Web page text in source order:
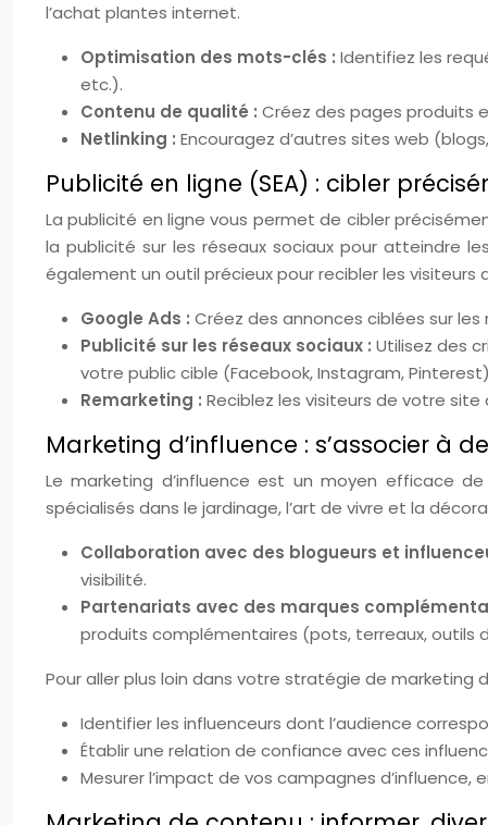
l’achat plantes internet.
Optimisation des mots-clés : Identifiez les
etc.).
Contenu de qualité : Créez des pages produits
Netlinking : Encouragez d’autres sites web
Publicité en ligne (SEA) : cibler
La publicité en ligne vous permet de cibler
la publicité sur les réseaux sociaux pour atteindre
également un outil précieux pour recibler les visiteurs
Google Ads : Créez des annonces ciblées sur
Publicité sur les réseaux sociaux : Utilisez des
votre public cible (Facebook, Instagram,
Remarketing : Reciblez les visiteurs de votre
Marketing d’influence : s’associer à
Le marketing d’influence est un moyen efficace
spécialisés dans le jardinage, l’art de vivre et la
Collaboration avec des blogueurs et
visibilité.
Partenariats avec des marques
produits complémentaires (pots, terreaux, outils
Pour aller plus loin dans votre stratégie de marketing
Identifier les influenceurs dont l’audience
Établir une relation de confiance avec ces
Mesurer l’impact de vos campagnes